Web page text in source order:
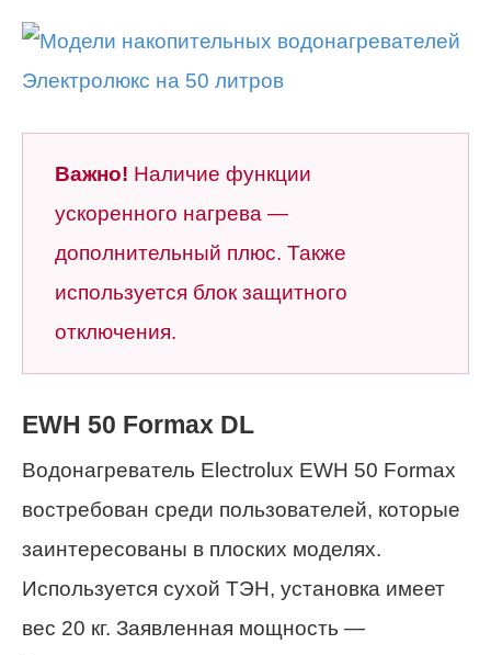
Важно! Наличие функции
ускоренного нагрева —
дополнительный плюс. Также
используется блок защитного
отключения.
EWH 50 Formax DL
Водонагреватель Electrolux EWH 50 Formax
востребован среди пользователей, которые
заинтересованы в плоских моделях.
Используется сухой ТЭН, установка имеет
вес 20 кг. Заявленная мощность —